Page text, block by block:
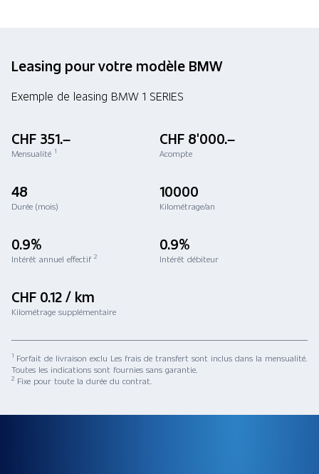
Leasing pour votre modèle BMW
Exemple de leasing BMW 1 SERIES
CHF 351.–
Mensualité 1
CHF 8'000.–
Acompte
48
Durée (mois)
10000
Kilométrage/an
0.9%
Intérêt annuel effectif 2
0.9%
Intérêt débiteur
CHF 0.12 / km
Kilométrage supplémentaire
1 Forfait de livraison exclu Les frais de transfert sont inclus dans la mensualité.
Toutes les indications sont fournies sans garantie.
2 Fixe pour toute la durée du contrat.